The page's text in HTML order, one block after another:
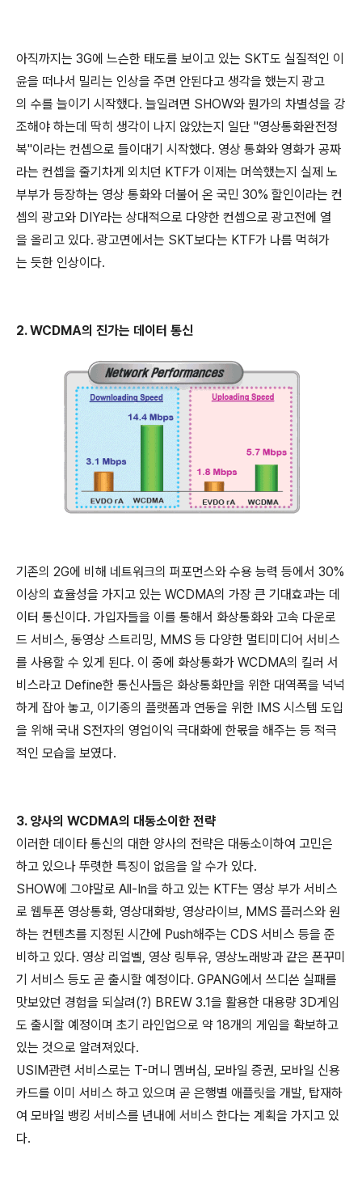
아직까지는 3G에 느슨한 태도를 보이고 있는 SKT도 실질적인 이
윤을 떠나서 밀리는 인상을 주면 안된다고 생각을 했는지 광고
의 수를 늘이기 시작했다. 늘일려면 SHOW와 뭔가의 차별성을 강
조해야 하는데 딱히 생각이 나지 않았는지 일단 "영상통화완전정
복"이라는 컨셉으로 들이대기 시작했다. 영상 통화와 영화가 공짜
라는 컨셉을 줄기차게 외치던 KTF가 이제는 머쓱했는지 실제 노
부부가 등장하는 영상 통화와 더불어 온 국민 30% 할인이라는 컨
셉의 광고와 DIY라는 상대적으로 다양한 컨셉으로 광고전에 열
을 올리고 있다. 광고면에서는 SKT보다는 KTF가 나름 먹혀가
는 듯한 인상이다.
2. WCDMA의 진가는 데이터 통신
기존의 2G에 비해 네트워크의 퍼포먼스와 수용 능력 등에서 30%
이상의 효율성을 가지고 있는 WCDMA의 가장 큰 기대효과는 데
이터 통신이다. 가입자들을 이를 통해서 화상통화와 고속 다운로
드 서비스, 동영상 스트리밍, MMS 등 다양한 멀티미디어 서비스
를 사용할 수 있게 된다. 이 중에 화상통화가 WCDMA의 킬러 서
비스라고 Define한 통신사들은 화상통화만을 위한 대역폭을 넉넉
하게 잡아 놓고, 이기종의 플랫폼과 연동을 위한 IMS 시스템 도입
을 위해 국내 S전자의 영업이익 극대화에 한몫을 해주는 등 적극
적인 모습을 보였다.
3. 양사의 WCDMA의 대동소이한 전략
이러한 데이타 통신의 대한 양사의 전략은 대동소이하여 고민은
하고 있으나 뚜렷한 특징이 없음을 알 수가 있다.
SHOW에 그야말로 All-In을 하고 있는 KTF는 영상 부가 서비스
로 웹투폰 영상통화, 영상대화방, 영상라이브, MMS 플러스와 원
하는 컨텐츠를 지정된 시간에 Push해주는 CDS 서비스 등을 준
비하고 있다. 영상 리얼벨, 영상 링투유, 영상노래방과 같은 폰꾸미
기 서비스 등도 곧 출시할 예정이다. GPANG에서 쓰디쓴 실패를
맛보았던 경험을 되살려(?) BREW 3.1을 활용한 대용량 3D게임
도 출시할 예정이며 초기 라인업으로 약 18개의 게임을 확보하고
있는 것으로 알려져있다.
USIM관련 서비스로는 T-머니 멤버십, 모바일 증권, 모바일 신용
카드를 이미 서비스 하고 있으며 곧 은행별 애플릿을 개발, 탑재하
여 모바일 뱅킹 서비스를 년내에 서비스 한다는 계획을 가지고 있
다.